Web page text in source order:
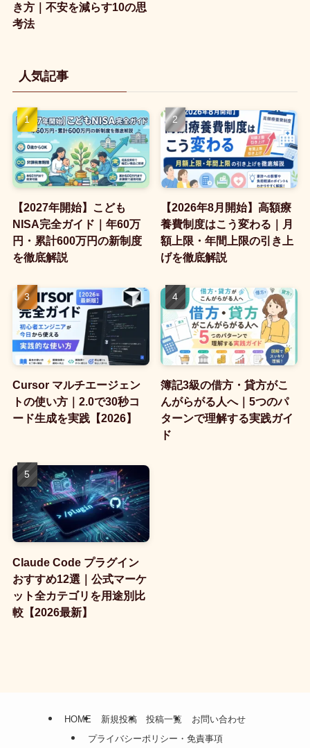
き方｜不安を減らす10の思
考法
人気記事
【2027年開始】こども
NISA完全ガイド｜年60万
円・累計600万円の新制度
を徹底解説
【2026年8月開始】高額療
養費制度はこう変わる｜月
額上限・年間上限の引き上
げを徹底解説
Cursor マルチエージェン
トの使い方｜2.0で30秒コ
ード生成を実践【2026】
簿記3級の借方・貸方がこ
んがらがる人へ｜5つのパ
ターンで理解する実践ガイ
ド
Claude Code プラグイン
おすすめ12選｜公式マーケ
ット全カテゴリを用途別比
較【2026最新】
HOME 新規投稿 投稿一覧
お問い合わせ
プライバシーポリシー・免責事項